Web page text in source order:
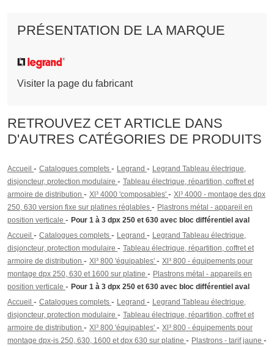
PRÉSENTATION DE LA MARQUE
Visiter la page du fabricant
RETROUVEZ CET ARTICLE DANS
D'AUTRES CATÉGORIES DE PRODUITS
Accueil - Catalogues complets - Legrand - Legrand Tableau électrique,
disjoncteur, protection modulaire - Tableau électrique, répartition, coffret et
armoire de distribution - Xl³ 4000 'composables' - Xl³ 4000 - montage des dpx
250, 630 version fixe sur platines réglables - Plastrons métal - appareil en
position verticale - Pour 1 à 3 dpx 250 et 630 avec bloc différentiel aval
Accueil - Catalogues complets - Legrand - Legrand Tableau électrique,
disjoncteur, protection modulaire - Tableau électrique, répartition, coffret et
armoire de distribution - Xl³ 800 'équipables' - Xl³ 800 - équipements pour
montage dpx 250, 630 et 1600 sur platine - Plastrons métal - appareils en
position verticale - Pour 1 à 3 dpx 250 et 630 avec bloc différentiel aval
Accueil - Catalogues complets - Legrand - Legrand Tableau électrique,
disjoncteur, protection modulaire - Tableau électrique, répartition, coffret et
armoire de distribution - Xl³ 800 'équipables' - Xl³ 800 - équipements pour
montage dpx-is 250, 630, 1600 et dpx 630 sur platine - Plastrons - tarif jaune -